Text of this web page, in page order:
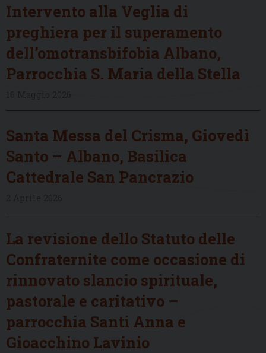
Intervento alla Veglia di
preghiera per il superamento
dell’omotransbifobia Albano,
Parrocchia S. Maria della Stella
Santa Messa del Crisma, Giovedì
Santo – Albano, Basilica
Cattedrale San Pancrazio
La revisione dello Statuto delle
Confraternite come occasione di
rinnovato slancio spirituale,
pastorale e caritativo –
parrocchia Santi Anna e
Gioacchino Lavinio